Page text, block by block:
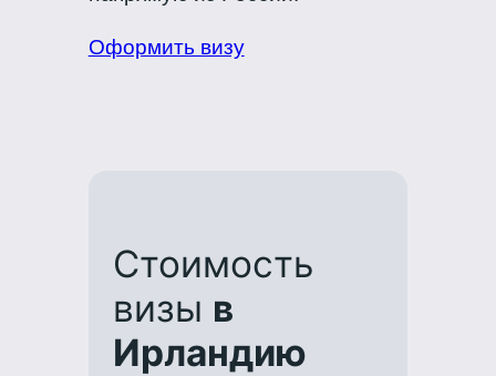
Оформить визу
Стоимость
визы в
Ирландию